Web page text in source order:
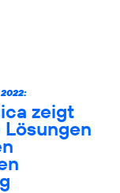
2022:
zeigt